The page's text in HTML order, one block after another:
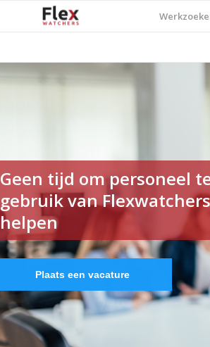
Plaats een vacature
Geen tijd om personeel
gebruik van
helpen